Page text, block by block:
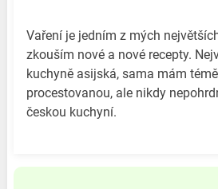
Vaření je jedním z mých
zkouším nové a nové recepty.
kuchyně asijská, sama mám
procestovanou, ale nikdy
českou kuchyní.